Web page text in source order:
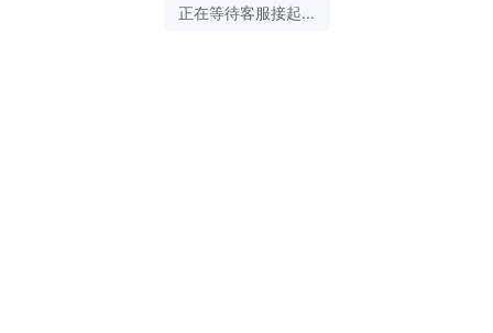
正在等待客服接起...